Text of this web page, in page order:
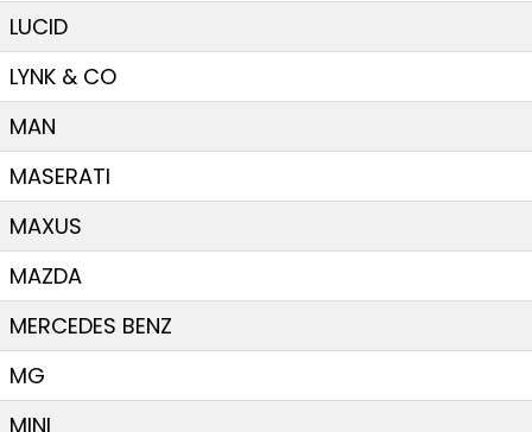
LUCID
LYNK & CO
MAN
MASERATI
MAXUS
MAZDA
MERCEDES BENZ
MG
MINI